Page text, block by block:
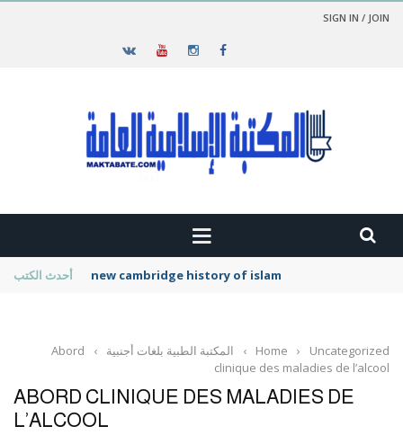
SIGN IN / JOIN
أحدث الكتب new cambridge history of islam
Home › Uncategorized
› المكتبة الطبية بلغات أجنبية ›
Abord
clinique des maladies de l’alcool
ABORD CLINIQUE DES MALADIES DE
L’ALCOOL